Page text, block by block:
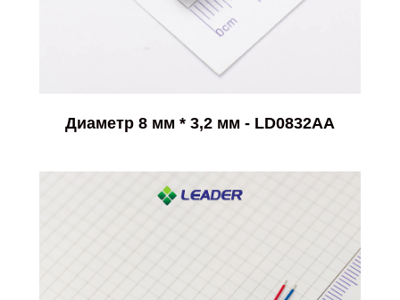
Диаметр 8 мм * 3,2 мм - LD0832AA